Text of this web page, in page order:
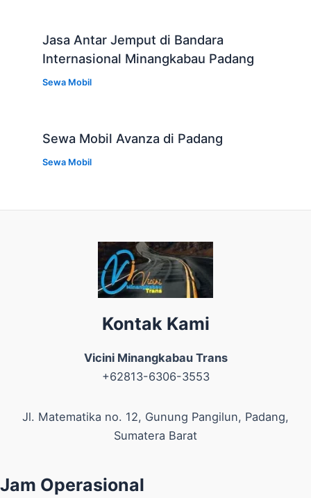
Jasa Antar Jemput di Bandara
Internasional Minangkabau Padang
Sewa Mobil
Sewa Mobil Avanza di Padang
Sewa Mobil
Kontak Kami
Vicini Minangkabau Trans
+62813-6306-3553
Jl. Matematika no. 12, Gunung Pangilun, Padang,
Sumatera Barat
Jam Operasional